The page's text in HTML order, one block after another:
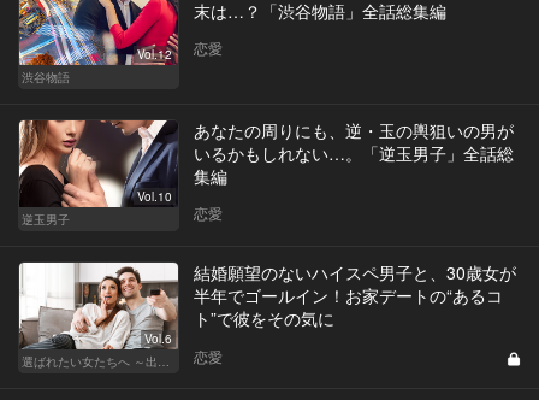
Vol.12
渋谷物語
末は…？「渋谷物語」全話総集編
恋愛
Vol.10
逆玉男子
あなたの周りにも、逆・玉の輿狙いの男が
いるかもしれない…。「逆玉男子」全話総
集編
恋愛
Vol.6
結婚願望のないハイスペ男子と、30歳女が
半年でゴールイン！お家デートの“あるコ
ト”で彼をその気に
恋愛